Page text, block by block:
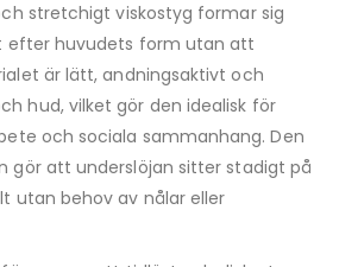
stretchigt viskostyg formar sig
efter huvudets form utan att
är lätt, andningsaktivt och
hud, vilket gör den idealisk för
och sociala sammanhang. Den
gör att underslöjan sitter stadigt på
utan behov av nålar eller